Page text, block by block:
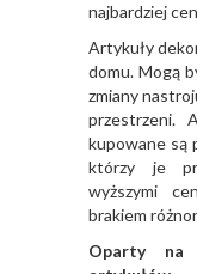
najbardziej
Artykuły
domu. Mogą
zmiany
przestrzeni.
kupowane są
którzy je
wyższymi
brakiem
Oparty na